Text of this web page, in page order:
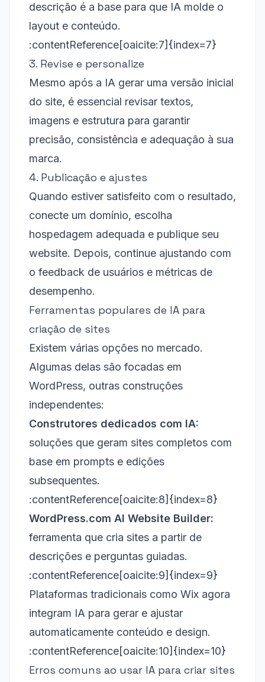
descrição é a base para que IA molde o
layout e conteúdo.
:contentReference[oaicite:7]{index=7}
3. Revise e personalize
Mesmo após a IA gerar uma versão inicial
do site, é essencial revisar textos,
imagens e estrutura para garantir
precisão, consistência e adequação à sua
marca.
4. Publicação e ajustes
Quando estiver satisfeito com o resultado,
conecte um domínio, escolha
hospedagem adequada e publique seu
website. Depois, continue ajustando com
o feedback de usuários e métricas de
desempenho.
Ferramentas populares de IA para
criação de sites
Existem várias opções no mercado.
Algumas delas são focadas em
WordPress, outras construções
independentes:
Construtores dedicados com IA:
soluções que geram sites completos com
base em prompts e edições
subsequentes.
:contentReference[oaicite:8]{index=8}
WordPress.com AI Website Builder:
ferramenta que cria sites a partir de
descrições e perguntas guiadas.
:contentReference[oaicite:9]{index=9}
Plataformas tradicionais como Wix agora
integram IA para gerar e ajustar
automaticamente conteúdo e design.
:contentReference[oaicite:10]{index=10}
Erros comuns ao usar IA para criar sites